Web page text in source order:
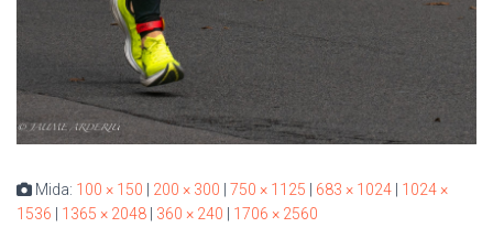
Mida: 100 × 150 200 × 300 750 × 1125 683 × 1024
1024 ×
1536
1365 × 2048 360 × 240 1706 × 2560